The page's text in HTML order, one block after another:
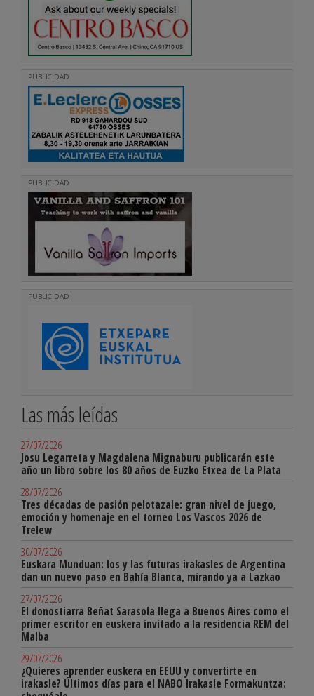
PUBLICIDAD
PUBLICIDAD
PUBLICIDAD
Las más leídas
27/07/2026
Josu Legarreta y Magdalena Mignaburu publicarán este
año un libro sobre los 80 años de Euzko Etxea de La Plata
28/07/2026
Tres décadas de pasión pelotazale: gran nivel de juego,
emoción y homenaje en el torneo Los Vascos 2026 de
Trelew
30/07/2026
Euskara Munduan: los y las futuras irakasles de Argentina
dan un nuevo paso en Bahía Blanca, mirando ya a Lazkao
27/07/2026
El donostiarra Beñat Sarasola llega a Buenos Aires como el
primer escritor en euskera invitado a la residencia REM del
Malba
29/07/2026
¿Quieres aprender euskera en EEUU y convertirte en
irakasle? Últimos días para el NABO Irakasle Formakuntza: